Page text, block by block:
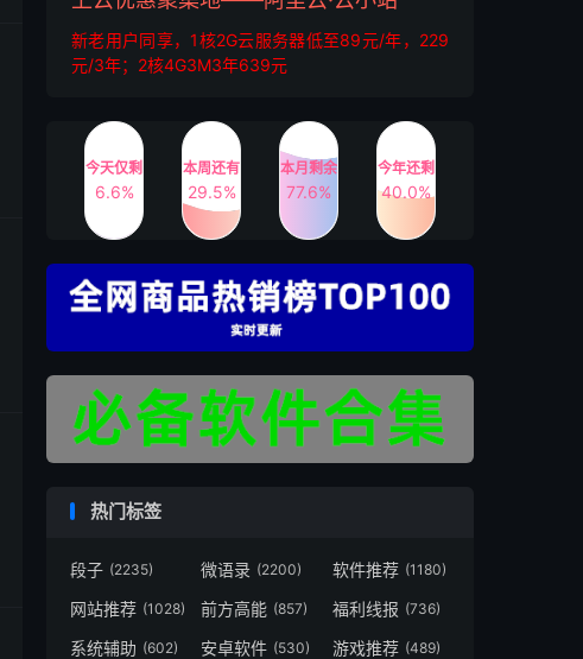
新老用户同享，1核2G云服务器低至89元/年，229
元/3年；2核4G3M3年639元
今天仅剩
6.6%
本周还有
29.5%
本月剩余
77.6%
今年还剩
40.0%
热门标签
段子 (2235) 微语录 (2200) 软件推荐 (1180)
网站推荐 (1028) 前方高能 (857) 福利线报 (736)
系统辅助 (602) 安卓软件 (530) 游戏推荐 (489)